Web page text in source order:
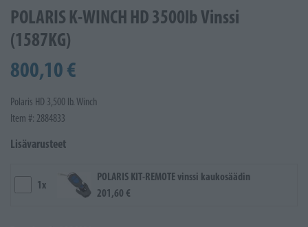
POLARIS K-WINCH HD 3500lb Vinssi
(1587KG)
800,10 €
Polaris HD 3,500 lb. Winch
Item #: 2884833
Lisävarusteet
1x
POLARIS KIT-REMOTE vinssi kaukosäädin
201,60 €